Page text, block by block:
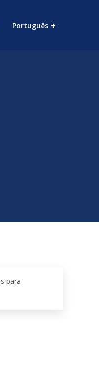
Português
para